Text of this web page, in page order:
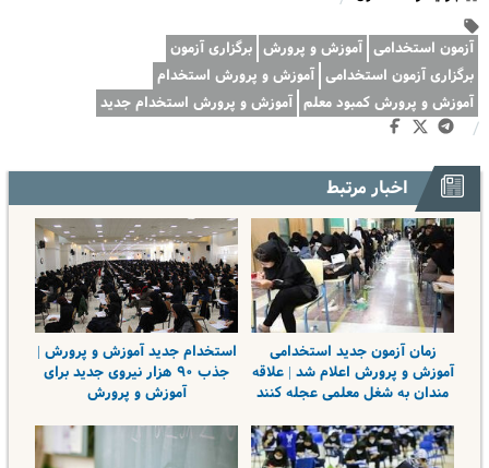
آزمون استخدامی آموزش و پرورش برگزاری آزمون
برگزاری آزمون استخدامی آموزش و پرورش استخدام
آموزش و پرورش کمبود معلم آموزش و پرورش استخدام جدید
/
اخبار مرتبط
زمان آزمون جدید استخدامی
آموزش و پرورش اعلام شد | علاقه
مندان به شغل معلمی عجله کنند
استخدام جدید آموزش و پرورش |
جذب ۹۰ هزار نیروی جدید برای
آموزش و پرورش